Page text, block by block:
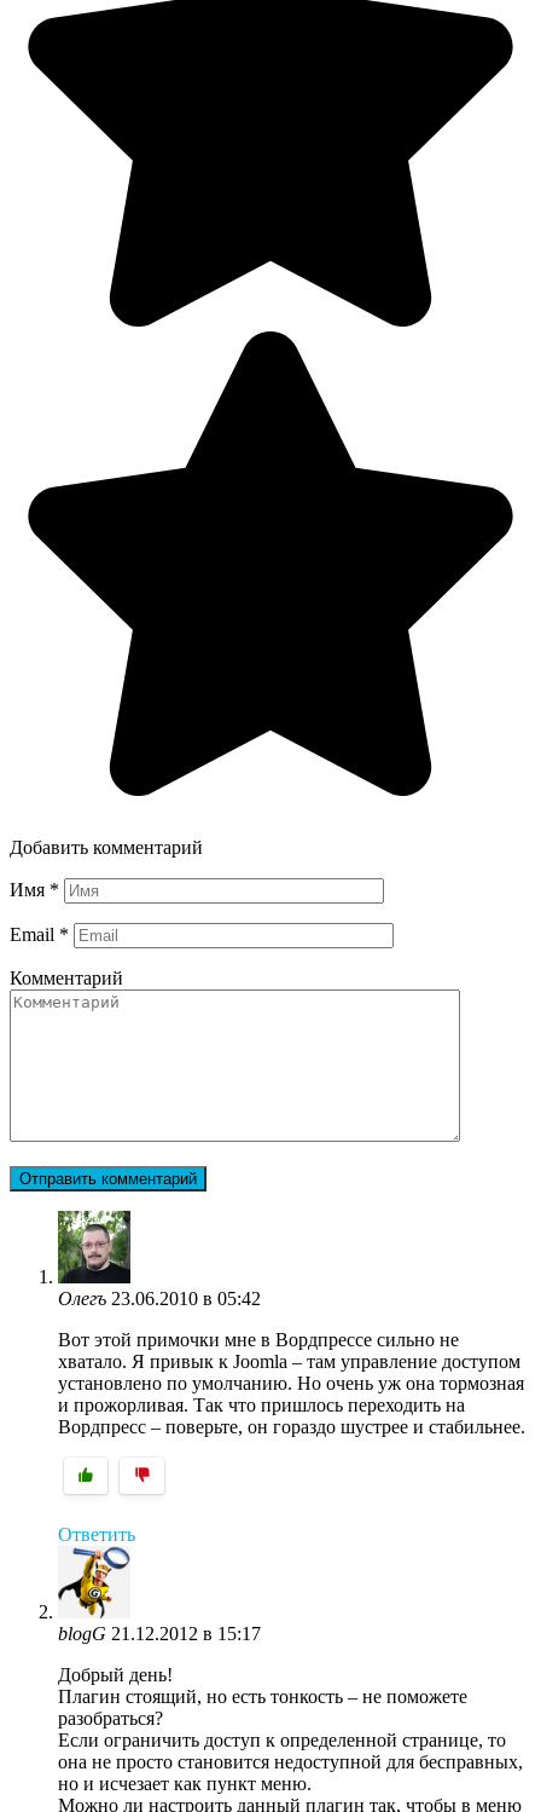
Добавить комментарий
Имя *
Email *
Комментарий
Олегъ 23.06.2010 в 05:42
Вот этой примочки мне в Вордпрессе сильно не
хватало. Я привык к Joomla – там управление доступом
установлено по умолчанию. Но очень уж она тормозная
и прожорливая. Так что пришлось переходить на
Вордпресс – поверьте, он гораздо шустрее и стабильнее.
Ответить
blogG 21.12.2012 в 15:17
Добрый день!
Плагин стоящий, но есть тонкость – не поможете
разобраться?
Если ограничить доступ к определенной странице, то
она не просто становится недоступной для бесправных,
но и исчезает как пункт меню.
Можно ли настроить данный плагин так, чтобы в меню